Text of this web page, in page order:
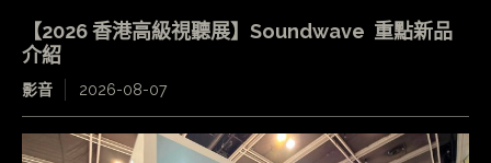
【2026 香港高級視聽展】Soundwave 重點新品
介紹
影音 2026-08-07